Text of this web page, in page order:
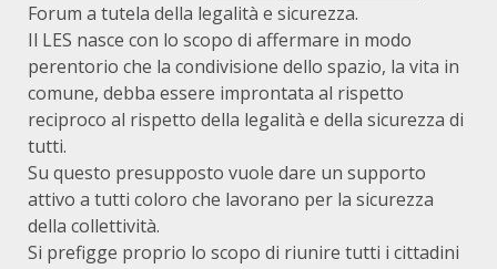
Forum a tutela della legalità e sicurezza.
Il LES nasce con lo scopo di affermare in modo
perentorio che la condivisione dello spazio, la vita in
comune, debba essere improntata al rispetto
reciproco al rispetto della legalità e della sicurezza di
tutti.
Su questo presupposto vuole dare un supporto
attivo a tutti coloro che lavorano per la sicurezza
della collettività.
Si prefigge proprio lo scopo di riunire tutti i cittadini